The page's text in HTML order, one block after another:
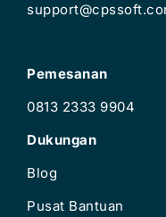
Pemesanan
0813 2333 9904
Dukungan
Blog
Pusat Bantuan